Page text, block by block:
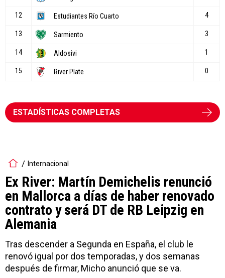
ESTADÍSTICAS COMPLETAS
Internacional
Ex River: Martín Demichelis renunció
en Mallorca a días de haber renovado
contrato y será DT de RB Leipzig en
Alemania
Tras descender a Segunda en España, el club le
renovó igual por dos temporadas, y dos semanas
después de firmar, Micho anunció que se va.